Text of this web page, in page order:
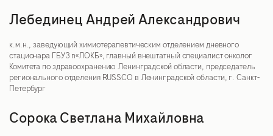
Лебединец Андрей Александрович
к.м.н., заведующий химиотерапевтическим отделением дневного
стационара ГБУЗ n«ЛОКБ», главный внештатный специалист онколог
Комитета по здравоохранению Ленинградской области, председатель
регионального отделения RUSSCO в Ленинградской области, г. Санкт-
Петербург
Сорока Светлана Михайловна